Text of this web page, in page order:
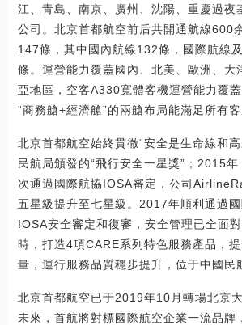
江、青島、南京、廣州、沈陽、重慶過夜
公司。北京首都航空前后共開通航線600
147條，其中國內航線132條，國際航線
條。運營能力覆蓋國內、北美、歐洲、大
亞地區，空客A330寬體客機運營能力覆蓋
“商務艙+經濟艙”的兩艙布局能滿足所有客
北京首都航空始終貫徹“安全是生命線和
民航局頒發的“飛行安全一星獎”；2015
次通過國際航協IOSA審定，公司
五星級提升至七星級。2017年順利通過
IOSA安全審定和復審，安全管理已全面
時，打造4項CARE系列特色服務產品，
量，運行服務品質穩步提升，位于中國民
北京首都航空已于2019年10月轉場北京
未來，首航將對標國際航空企業一流品牌